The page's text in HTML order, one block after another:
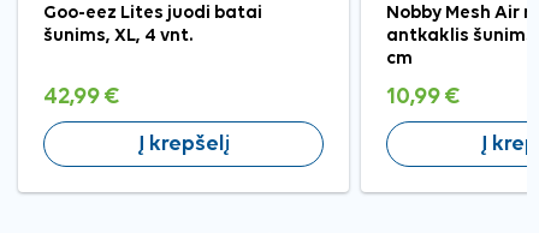
Goo-eez Lites juodi batai
šunims, XL, 4 vnt.
42,99 €
Į krepšelį
Nobby Mesh Air
antkaklis
cm
10,99 €
Į